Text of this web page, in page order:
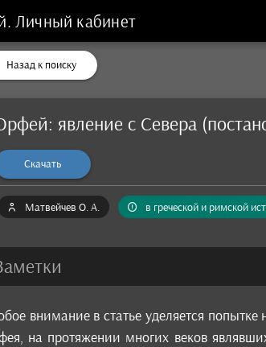
Личный кабинет
Назад к поиску
явление с Севера
Скачать
Матвейчев О. А. в греческой и римской
внимание в статье уделяется
на протяжении многих веков